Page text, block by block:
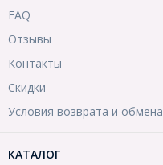
FAQ
Отзывы
Контакты
Скидки
Условия возврата и обмена
КАТАЛОГ